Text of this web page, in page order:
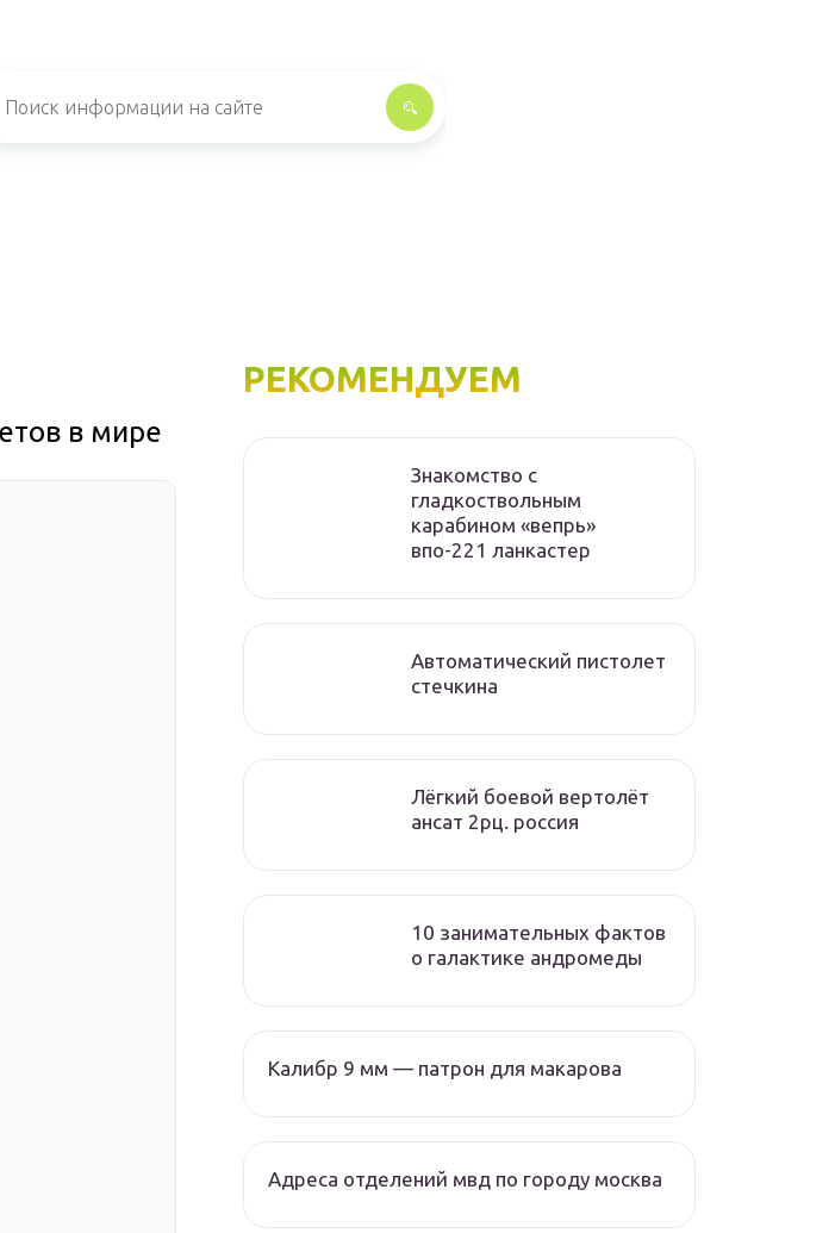
в мире
РЕКОМЕНДУЕМ
Знакомство с
гладкоствольным
карабином «вепрь»
впо-221 ланкастер
Автоматический пистолет
стечкина
Лёгкий боевой вертолёт
ансат 2рц. россия
10 занимательных фактов
о галактике андромеды
Калибр 9 мм — патрон для макарова
Адреса отделений мвд по городу москва